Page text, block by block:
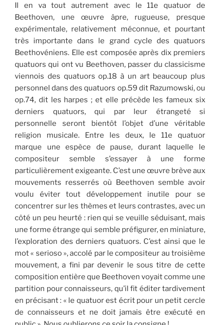
Il en va tout autrement avec le 11e quatuor de
Beethoven, une œuvre âpre, rugueuse, presque
expérimentale, relativement méconnue, et pourtant
très importante dans le grand cycle des quatuors
Beethovéniens. Elle est composée après dix premiers
quatuors qui ont vu Beethoven, passer du classicisme
viennois des quatuors op.18 à un art beaucoup plus
personnel dans des quatuors op.59 dit Razumowski, ou
op.74, dit les harpes ; et elle précède les fameux six
derniers quatuors, qui par leur étrangeté si
personnelle seront bientôt l’objet d’une véritable
religion musicale. Entre les deux, le 11e quatuor
marque une espèce de pause, durant laquelle le
compositeur semble s’essayer à une forme
particulièrement exigeante. C’est une œuvre brève aux
mouvements resserrés où Beethoven semble avoir
voulu éviter tout développement inutile pour se
concentrer sur les thèmes et leurs contrastes, avec un
côté un peu heurté : rien qui se veuille séduisant, mais
une forme étrange qui semble préfigurer, en miniature,
l’exploration des derniers quatuors. C’est ainsi que le
mot « serioso », accolé par le compositeur au troisième
mouvement, a fini par devenir le sous titre de cette
composition entière que Beethoven voyait comme une
partition pour connaisseurs, qu’il fit éditer tardivement
en précisant : « le quatuor est écrit pour un petit cercle
de connaisseurs et ne doit jamais être exécuté en